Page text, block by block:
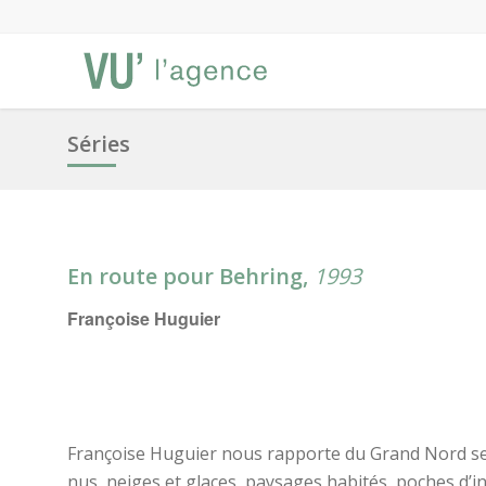
Séries
En route pour Behring, 1993
Françoise Huguier
Françoise Huguier nous rapporte du Grand Nord